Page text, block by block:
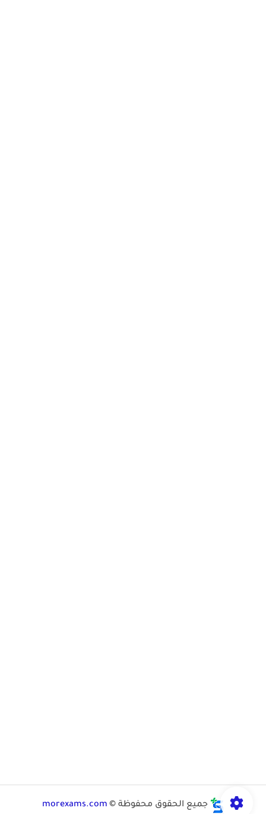
جميع الحقوق محفوظة © morexams.com